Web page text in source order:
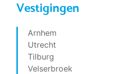
Vestigingen
Arnhem
Utrecht
Tilburg
Velserbroek